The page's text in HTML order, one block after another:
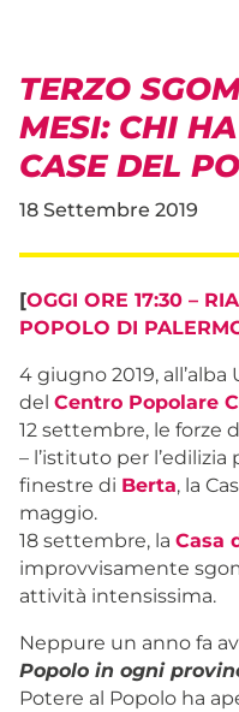
TERZO
MESI: CHI
CASE DEL
18 Settembre 2019
[OGGI ORE 17:30 –
POPOLO DI
4 giugno 2019,
del Centro Popolare
12 settembre, le forze
– l’istituto per
finestre di Berta, la
maggio.
18 settembre, la Casa
improvvisamente
attività intensissima.
Neppure un anno fa
Popolo in ogni
Potere al Popolo ha